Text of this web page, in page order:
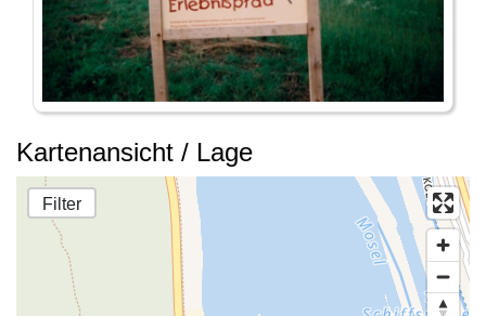
Kartenansicht / Lage
Filter